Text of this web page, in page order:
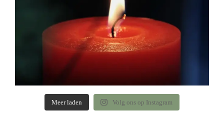
Meer laden Volg ons op Instagram